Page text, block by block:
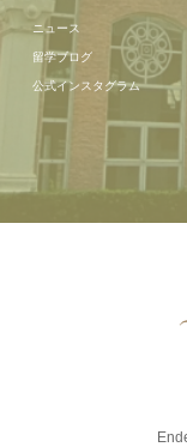
ニュース
留学ブログ
公式インスタグラム